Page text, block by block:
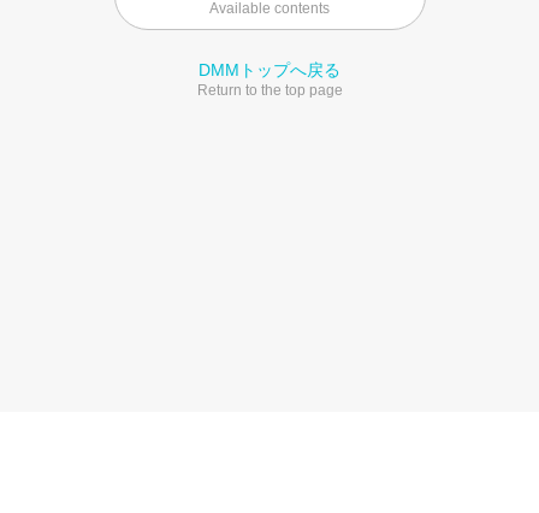
Available contents
DMMトップへ戻る
Return to the top page